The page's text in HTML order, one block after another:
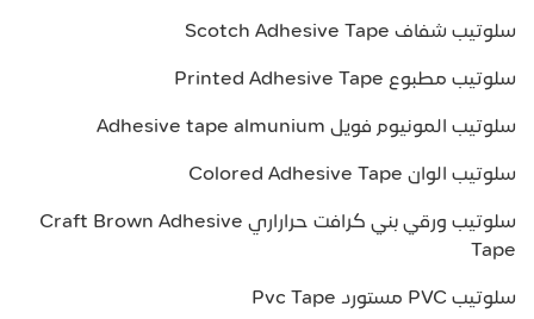
سلوتيب شفاف Scotch Adhesive Tape
سلوتيب مطبوع Printed Adhesive Tape
سلوتيب المونيوم فويل Adhesive tape almunium
سلوتيب الوان Colored Adhesive Tape
سلوتيب ورقي بني كرافت حراراري Craft Brown Adhesive
Tape
سلوتيب PVC مستورد Pvc Tape